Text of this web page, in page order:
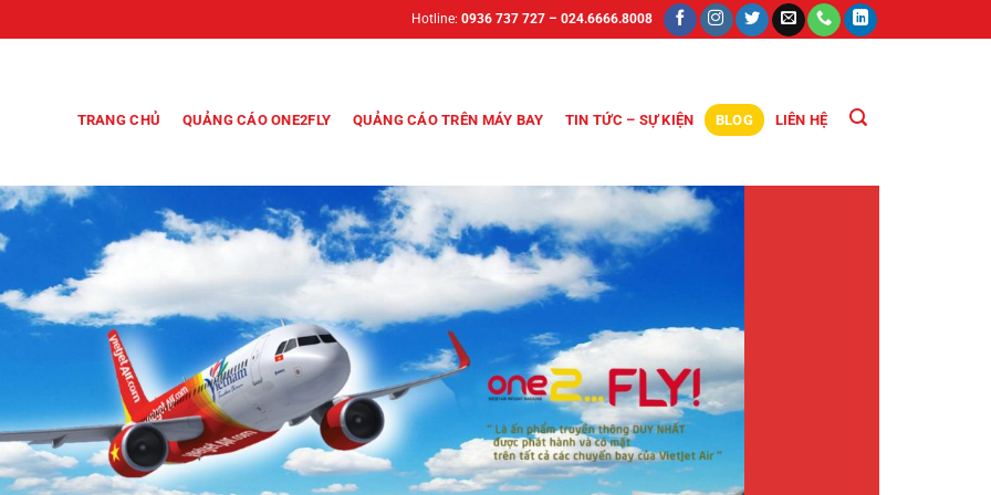
Hotline: 0936 737 727 – 024.6666.8008
TRANG CHỦ QUẢNG CÁO ONE2FLY QUẢNG CÁO TRÊN MÁY BAY TIN TỨC – SỰ KIỆN BLOG LIÊN HỆ